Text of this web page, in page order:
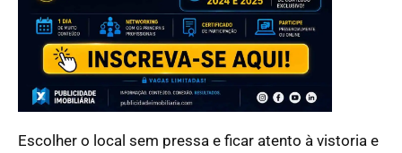
Escolher o local sem pressa e ficar atento à vistoria e